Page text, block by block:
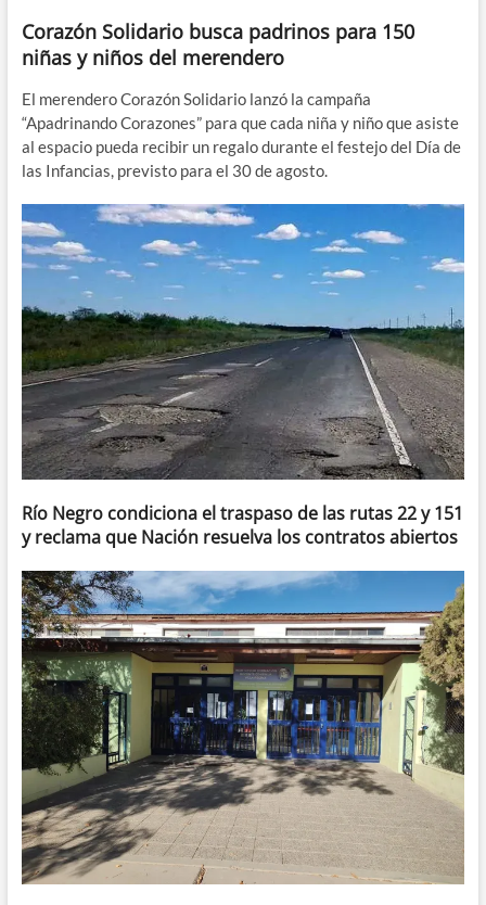
Corazón Solidario busca padrinos para 150
niñas y niños del merendero
El merendero Corazón Solidario lanzó la campaña
“Apadrinando Corazones” para que cada niña y niño que asiste
al espacio pueda recibir un regalo durante el festejo del Día de
las Infancias, previsto para el 30 de agosto.
Río Negro condiciona el traspaso de las rutas 22 y 151
y reclama que Nación resuelva los contratos abiertos